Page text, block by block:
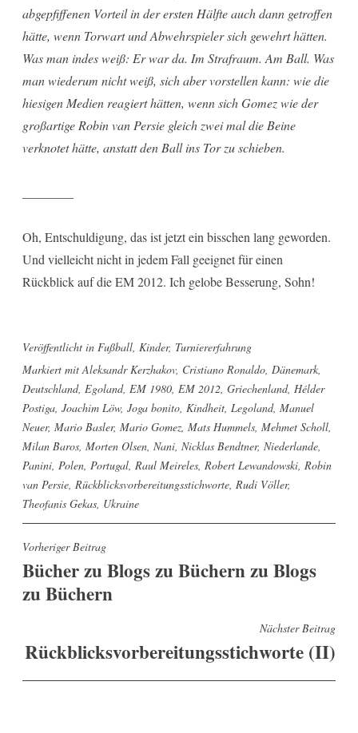
abgepfiffenen Vorteil in der ersten Hälfte auch dann getroffen
hätte, wenn Torwart und Abwehrspieler sich gewehrt hätten.
Was man indes weiß: Er war da. Im Strafraum. Am Ball. Was
man wiederum nicht weiß, sich aber vorstellen kann: wie die
hiesigen Medien reagiert hätten, wenn sich Gomez wie der
großartige Robin van Persie gleich zwei mal die Beine
verknotet hätte, anstatt den Ball ins Tor zu schieben.
Oh, Entschuldigung, das ist jetzt ein bisschen lang geworden.
Und vielleicht nicht in jedem Fall geeignet für einen
Rückblick auf die EM 2012. Ich gelobe Besserung, Sohn!
Veröffentlicht in Fußball Kinder, Turniererfahrung
Markiert mitAleksandr Kerzhakov, Cristiano Ronaldo, Dänemark,
Deutschland, Egoland, EM 1980, EM 2012, Griechenland, Hélder
Postiga, Joachim Löw, Joga bonito, Kindheit, Legoland, Manuel
Neuer, Mario Basler, Mario Gomez, Mats Hummels, Mehmet Scholl,
Milan Baros, Morten Olsen, Nani, Nicklas Bendtner, Niederlande,
Panini, Polen, Portugal, Raul Meireles, Robert Lewandowski, Robin
van Persie, Rückblicksvorbereitungsstichworte, Rudi Völler,
Theofanis Gekas, Ukraine
Beitragsnavigation
Vorheriger Beitrag
Bücher zu Blogs zu Büchern zu Blogs
zu Büchern
Nächster Beitrag
Rückblicksvorbereitungsstichworte (II)